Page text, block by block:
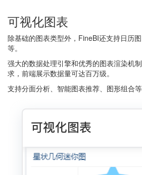
可视化图表
除基础的图表类型外，FineBI还支持日历
等。
强大的数据处理引擎和优秀的图表渲染机
求，前端展示数据量可达百万级。
支持分面分析、智能图表推荐、图形组合等